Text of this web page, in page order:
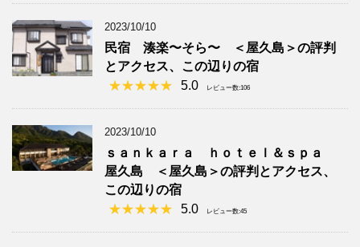
2023/10/10
民宿 湊楽〜そら〜 ＜屋久島＞の評判
とアクセス、この辺りの宿
5.0
レビュー数:106
2023/10/10
ｓａｎｋａｒａ ｈｏｔｅｌ＆ｓｐａ
屋久島 ＜屋久島＞の評判とアクセス、
この辺りの宿
5.0
レビュー数:45